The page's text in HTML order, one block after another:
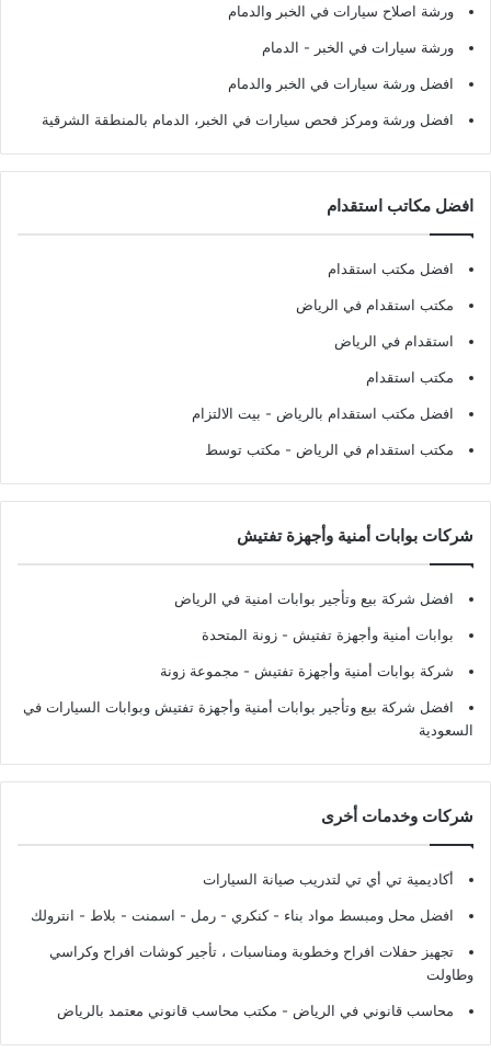
ورشة اصلاح سيارات في الخبر والدمام
ورشة سيارات في الخبر - الدمام
افضل ورشة سيارات في الخبر والدمام
افضل ورشة ومركز فحص سيارات في الخبر، الدمام بالمنطقة الشرقية
افضل مكاتب استقدام
افضل مكتب استقدام
مكتب استقدام في الرياض
استقدام في الرياض
مكتب استقدام
افضل مكتب استقدام بالرياض - بيت الالتزام
مكتب استقدام في الرياض - مكتب توسط
شركات بوابات أمنية وأجهزة تفتيش
افضل شركة بيع وتأجير بوابات امنية في الرياض
بوابات أمنية وأجهزة تفتيش - زونة المتحدة
شركة بوابات أمنية وأجهزة تفتيش - مجموعة زونة
افضل شركة بيع وتأجير بوابات أمنية وأجهزة تفتيش وبوابات السيارات في
السعودية
شركات وخدمات أخرى
أكاديمية تي أي تي لتدريب صيانة السيارات
افضل محل ومبسط مواد بناء - كنكري - رمل - اسمنت - بلاط - انترولك
تجهيز حفلات افراح وخطوبة ومناسبات ، تأجير كوشات افراح وكراسي
وطاولت
محاسب قانوني في الرياض - مكتب محاسب قانوني معتمد بالرياض